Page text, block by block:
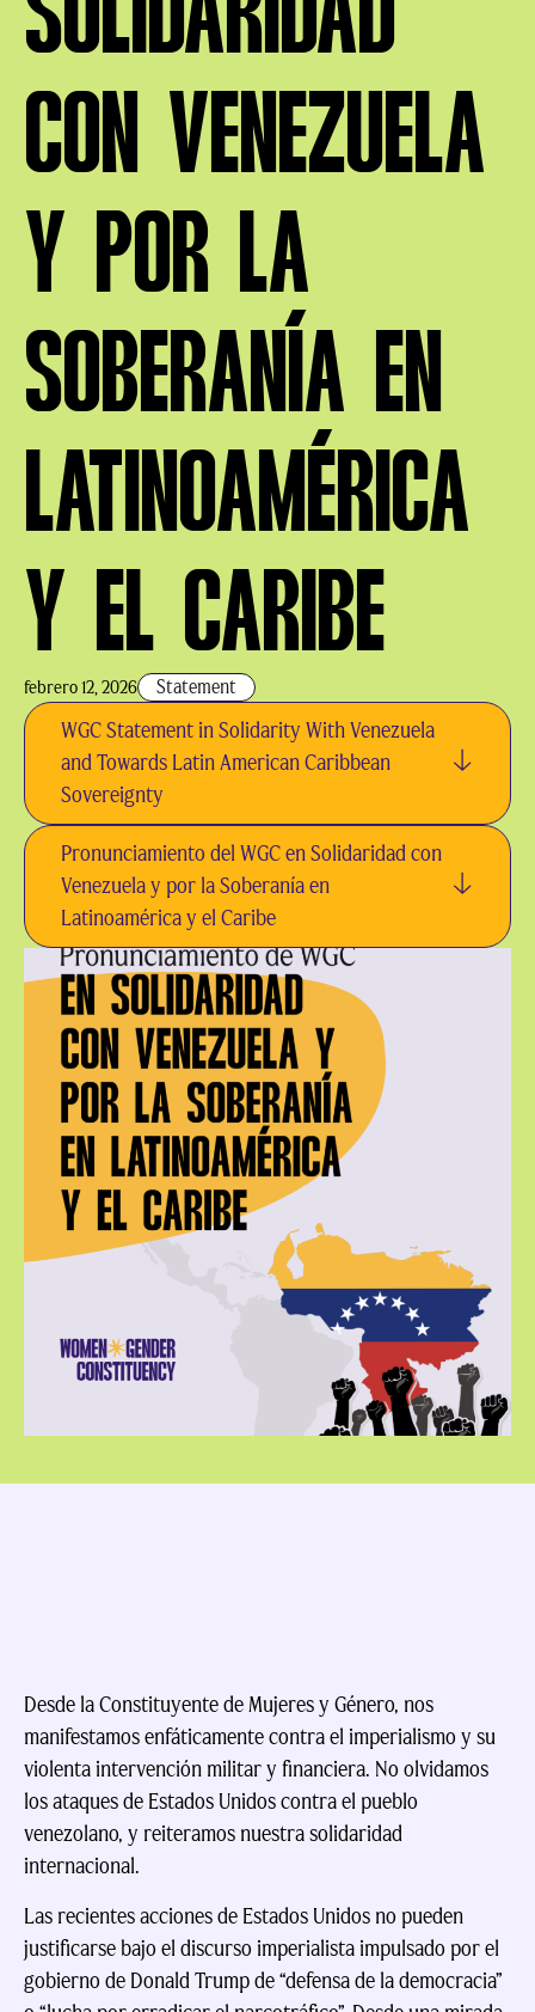
CON VENEZUELA
Y POR LA
SOBERANÍA EN
LATINOAMÉRICA
Y EL CARIBE
febrero 12, 2026 Statement
WGC Statement in Solidarity With Venezuela
and Towards Latin American Caribbean
Sovereignty
Pronunciamiento del WGC en Solidaridad con
Venezuela y por la Soberanía en
Latinoamérica y el Caribe
Desde la Constituyente de Mujeres y Género, nos
manifestamos enfáticamente contra el imperialismo y su
violenta intervención militar y financiera. No olvidamos
los ataques de Estados Unidos contra el pueblo
venezolano, y reiteramos nuestra solidaridad
internacional.
Las recientes acciones de Estados Unidos no pueden
justificarse bajo el discurso imperialista impulsado por el
gobierno de Donald Trump de “defensa de la democracia”